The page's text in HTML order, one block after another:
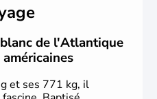
succédées avant l'arrivée
du continent par
1492. Les 13 colonies
d'indépendance
constitution en 1787.
ensuite l'entrée dans une
de l'Atlantique
et ses 771 kg, il